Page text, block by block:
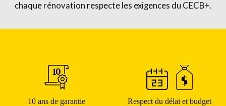
chaque rénovation respecte les exigences du CECB+.
10 ans de garantie Respect du délai et budget